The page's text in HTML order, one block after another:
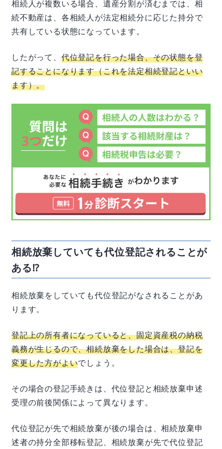
相続人が複数いる場合、遺産分割が済むまでは、相
続不動産は、各相続人が法定相続分に応じた持分で
共有している状態になっています。
したがって、 代位登記を行った場合、その状態を登
記することになります（これを法定相続登記といい
ます）。
相続放棄していても代位登記されることが
ある⁉
相続放棄をしていても代位登記がなされることがあ
ります。
登記上の所有者になっていると、固定資産税の納税
義務が生じるので、相続放棄をした場合は、登記を
変更した方がよいでしょう。
その場合の登記手続きは、代位登記と相続放棄申述
受理の前後関係によって異なります。
代位登記が先で相続放棄が後の場合は、相続放棄申
述者の持分全部移転登記、相続放棄が先で代位登記